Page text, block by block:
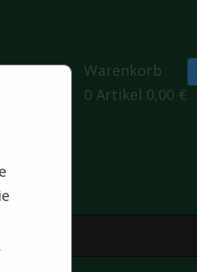
Warenkorb
0 Artikel 0,00 €